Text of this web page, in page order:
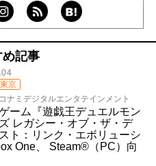
め記事
東京
ナミデジタルエンタテインメント
ーム『遊戯王デュエルモン
レガシー・オブ・ザ・デ
ト：リンク・エボリューシ
One、 Steam®（PC）向